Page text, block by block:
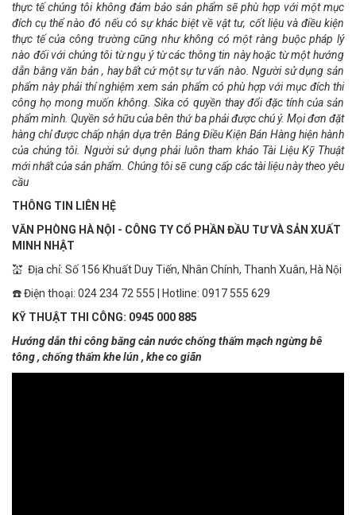
thực tế chúng tôi không đảm bảo sản phẩm sẽ phù hợp với một mục
đích cụ thể nào đó nếu có sự khác biệt về vật tư, cốt liệu và điều kiện
thực tế của công trường cũng như không có một ràng buộc pháp lý
nào đối với chúng tôi từ ngụ ý từ các thông tin này hoặc từ một hướng
dẫn bằng văn bản , hay bất cứ một sự tư vấn nào. Người sử dụng sản
phẩm này phải thí nghiệm xem sản phẩm có phù hợp với mục đích thi
công họ mong muốn không. Sika có quyền thay đổi đặc tính của sản
phẩm mình. Quyền sở hữu của bên thứ ba phải được chú ý. Mọi đơn đặt
hàng chỉ được chấp nhận dựa trên Bảng Điều Kiện Bán Hàng hiện hành
của chúng tôi. Người sử dụng phải luôn tham khảo Tài Liệu Kỹ Thuật
mới nhất của sản phẩm. Chúng tôi sẽ cung cấp các tài liệu này theo yêu
cầu
THÔNG TIN LIÊN HỆ
VĂN PHÒNG HÀ NỘI - CÔNG TY CỔ PHẦN ĐẦU TƯ VÀ SẢN XUẤT
MINH NHẬT
💒 Địa chỉ: Số 156 Khuất Duy Tiến, Nhân Chính, Thanh Xuân, Hà Nội
☎️ Điện thoại: 024 234 72 555 | Hotline: 0917 555 629
KỸ THUẬT THI CÔNG: 0945 000 885
Hướng dẫn thi công băng cản nước chống thấm mạch ngừng bê
tông , chống thấm khe lún , khe co giãn